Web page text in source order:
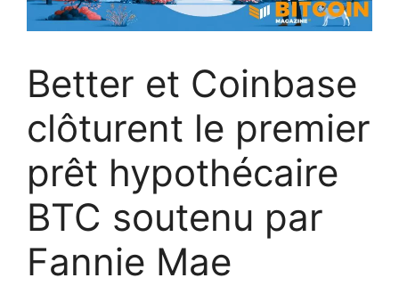
Better et Coinbase
clôturent le premier
prêt hypothécaire
BTC soutenu par
Fannie Mae